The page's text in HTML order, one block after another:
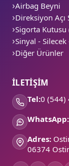
Airbag Beyni
Direksiyon Açı
Sigorta Kutusu
Sinyal -
Diğer Ürünler
İLETİŞİM
Tel:0 (544)
WhatsApp:
Adres:
06374